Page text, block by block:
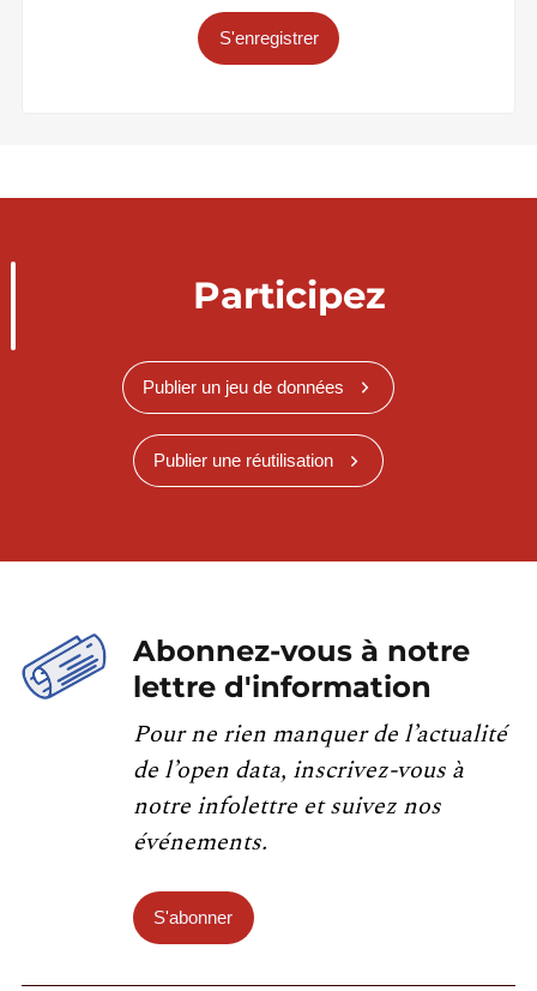
S'enregistrer
Participez
Publier un jeu de données
Publier une réutilisation
Abonnez-vous à notre
lettre d'information
Pour ne rien manquer de l’actualité
de l’open data, inscrivez-vous à
notre infolettre et suivez nos
événements.
S'abonner